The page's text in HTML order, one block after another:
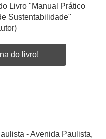
Livro "Manual Prático
Sustentabilidade"
do livro!
- Avenida Paulista,